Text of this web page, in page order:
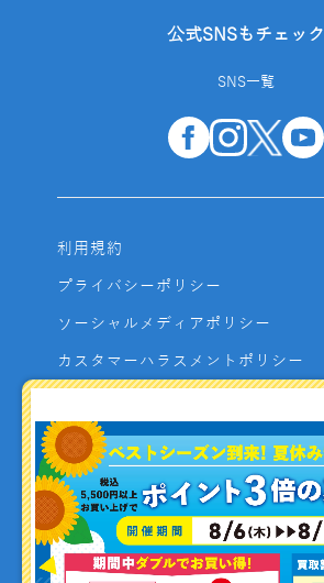
公式SNSもチェック
SNS一覧
利用規約
プライバシーポリシー
ソーシャルメディアポリシー
カスタマーハラスメントポリシー
よくあるご質問
お問い合わせ
利用者資金の保全方法